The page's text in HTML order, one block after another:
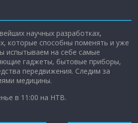
научных разработках,
которые способны поменять и уже
испытываем на себе самые
гаджеты, бытовые приборы,
передвижения. Следим за
медицины.
в 11:00 на НТВ.